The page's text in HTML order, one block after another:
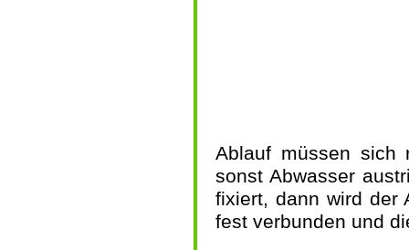
Ablauf müssen sich
sonst Abwasser
fixiert, dann wird der
fest verbunden und